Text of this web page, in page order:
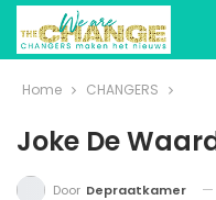
Home CHANGERS
Joke De
Door Depraatkamer